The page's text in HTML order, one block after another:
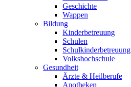
Geschichte
Wappen
Bildung
Kinderbetreuung
Schulen
Schulkinderbetreuung
Volkshochschule
Gesundheit
Ärzte & Heilberufe
Apotheken